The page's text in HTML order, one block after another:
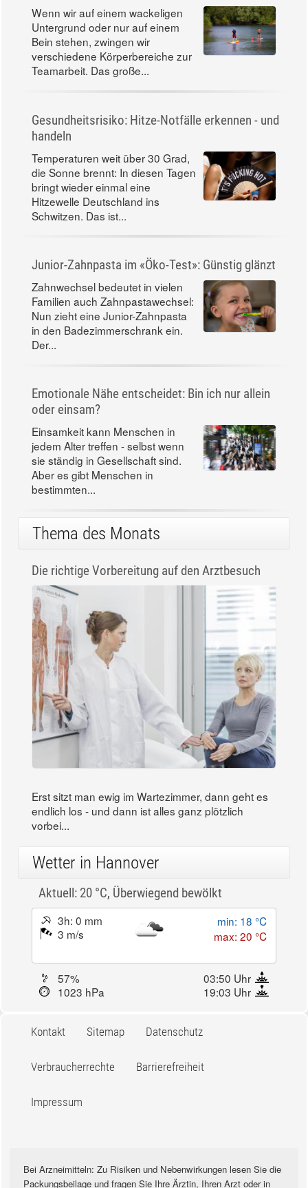
Wenn wir auf einem wackeligen
Untergrund oder nur auf einem
Bein stehen, zwingen wir
verschiedene Körperbereiche zur
Teamarbeit. Das große...
Gesundheitsrisiko: Hitze-Notfälle erkennen - und
handeln
Temperaturen weit über 30 Grad,
die Sonne brennt: In diesen Tagen
bringt wieder einmal eine
Hitzewelle Deutschland ins
Schwitzen. Das ist...
Junior-Zahnpasta im «Öko-Test»: Günstig glänzt
Zahnwechsel bedeutet in vielen
Familien auch Zahnpastawechsel:
Nun zieht eine Junior-Zahnpasta
in den Badezimmerschrank ein.
Der...
Emotionale Nähe entscheidet: Bin ich nur allein
oder einsam?
Einsamkeit kann Menschen in
jedem Alter treffen - selbst wenn
sie ständig in Gesellschaft sind.
Aber es gibt Menschen in
bestimmten...
Thema des Monats
Die richtige Vorbereitung auf den Arztbesuch
Erst sitzt man ewig im Wartezimmer, dann geht es
endlich los - und dann ist alles ganz plötzlich
vorbei...
Wetter in Hannover
Aktuell: 20 °C, Überwiegend bewölkt
3h: 0 mm
3 m/s
min: 18 °C
max: 20 °C
57%
03:50 Uhr
1023 hPa
19:03 Uhr
Kontakt Sitemap Datenschutz
Verbraucherrechte Barrierefreiheit
Impressum
Bei Arzneimitteln: Zu Risiken und Nebenwirkungen lesen Sie die
Packungsbeilage und fragen Sie Ihre Ärztin, Ihren Arzt oder in